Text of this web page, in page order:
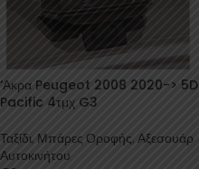
‘Ακρα Peugeot 2008 2020-> 5D
Pacific 4τμχ G3
Ταξίδι, Μπάρες Οροφής, Αξεσουάρ
Αυτοκινήτου